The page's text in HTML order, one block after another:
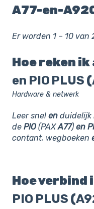
A77-en-
Er worden 1 – 10
Hoe reken ik
en PIO PLUS (
Hardware & netwerk
Leer snel en duidelijk
de PIO (PAXA77) en
contant, wegboeken
Hoe verbind
PIO PLUS (